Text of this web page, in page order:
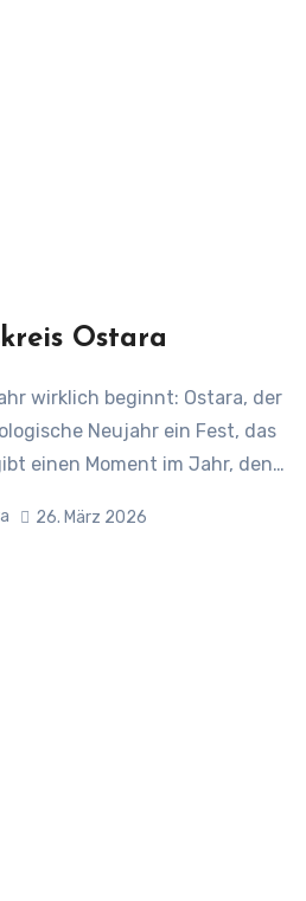
Ostara
Neujahr ein Fest, das
einen Moment im Jahr, den…
26. März 2026